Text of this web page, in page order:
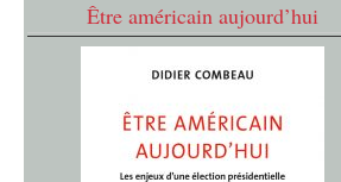
Être américain aujourd’hui